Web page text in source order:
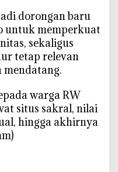
dorongan baru
untuk memperkuat
sekaligus
tetap relevan
mendatang.
warga RW
situs sakral, nilai
hingga akhirnya